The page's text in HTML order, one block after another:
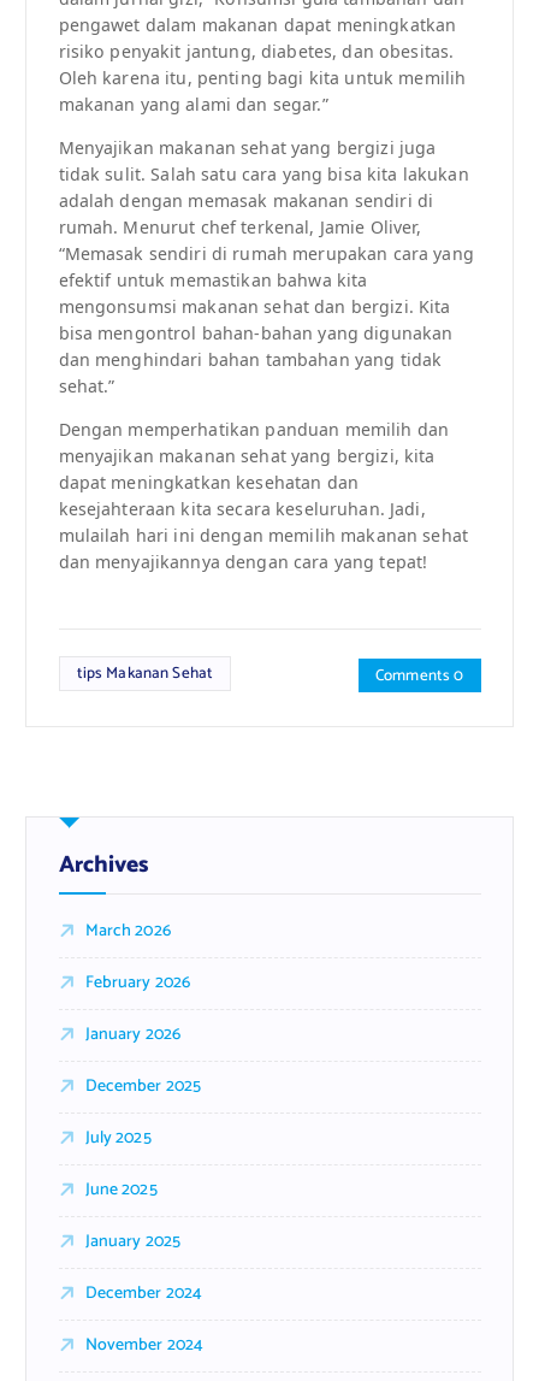
pengawet dalam makanan dapat meningkatkan
risiko penyakit jantung, diabetes, dan obesitas.
Oleh karena itu, penting bagi kita untuk memilih
makanan yang alami dan segar.”
Menyajikan makanan sehat yang bergizi juga
tidak sulit. Salah satu cara yang bisa kita lakukan
adalah dengan memasak makanan sendiri di
rumah. Menurut chef terkenal, Jamie Oliver,
“Memasak sendiri di rumah merupakan cara yang
efektif untuk memastikan bahwa kita
mengonsumsi makanan sehat dan bergizi. Kita
bisa mengontrol bahan-bahan yang digunakan
dan menghindari bahan tambahan yang tidak
sehat.”
Dengan memperhatikan panduan memilih dan
menyajikan makanan sehat yang bergizi, kita
dapat meningkatkan kesehatan dan
kesejahteraan kita secara keseluruhan. Jadi,
mulailah hari ini dengan memilih makanan sehat
dan menyajikannya dengan cara yang tepat!
tips Makanan Sehat Comments 0
Archives
March 2026
February 2026
January 2026
December 2025
July 2025
June 2025
January 2025
December 2024
November 2024